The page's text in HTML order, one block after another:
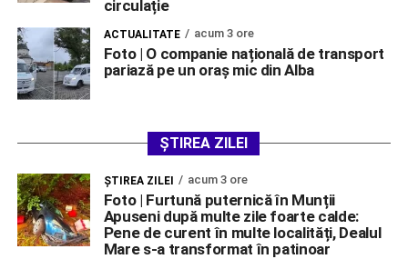
circulație
ACTUALITATE acum 3 ore
Foto | O companie națională de transport
pariază pe un oraș mic din Alba
ȘTIREA ZILEI
ŞTIREA ZILEI acum 3 ore
Foto | Furtună puternică în Munții
Apuseni după multe zile foarte calde:
Pene de curent în multe localități, Dealul
Mare s-a transformat în patinoar